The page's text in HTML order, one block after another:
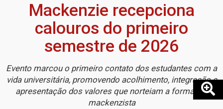
Mackenzie recepciona
calouros do primeiro
semestre de 2026
Evento marcou o primeiro contato dos estudantes com a
vida universitária, promovendo acolhimento, integração e
apresentação dos valores que norteiam a formação
mackenzista